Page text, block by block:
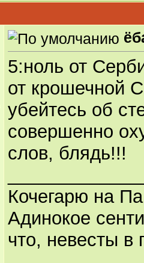
5:ноль от
от крошечной
убейтесь об
совершенно
слов, блядь!!!
Кочегарю на
Адинокое
что, невесты в